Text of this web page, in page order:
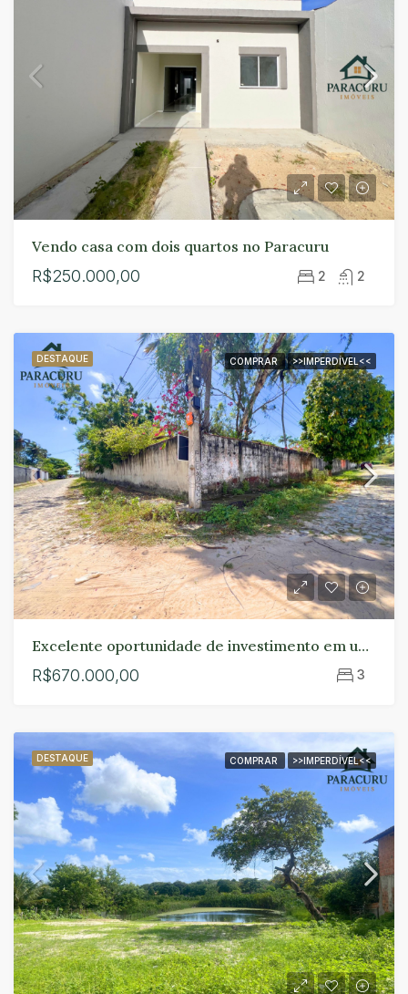
Vendo casa com dois quartos no Paracuru
R$250.000,00 2 2
DESTAQUE COMPRAR >>IMPERDÍVEL<<
Excelente oportunidade de investimento em uma das regiões mais valorizadas do bairro Lagoa em Paracuru.
R$670.000,00 3
DESTAQUE COMPRAR >>IMPERDÍVEL<<